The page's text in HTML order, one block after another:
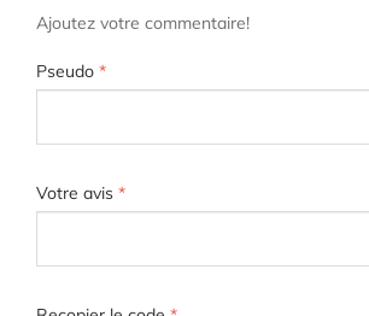
Ajoutez votre commentaire!
Pseudo *
Votre avis *